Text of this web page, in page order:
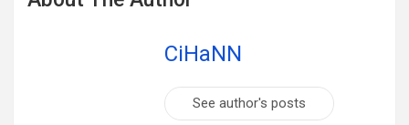
CiHaNN
See author's posts